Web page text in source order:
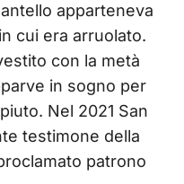
apparteneva
cui era arruolato.
con la metà
in sogno per
Nel 2021 San
testimone della
patrono